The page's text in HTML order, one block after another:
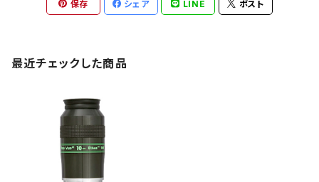
保存 シェア LINE ポスト
最近チェックした商品